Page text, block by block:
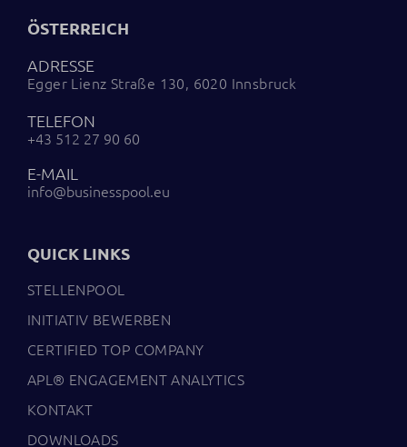
ÖSTERREICH
ADRESSE
Egger Lienz Straße 130, 6020 Innsbruck
TELEFON
+43 512 27 90 60
E-MAIL
info@businesspool.eu
QUICK LINKS
STELLENPOOL
INITIATIV BEWERBEN
CERTIFIED TOP COMPANY
APL® ENGAGEMENT ANALYTICS
KONTAKT
DOWNLOADS